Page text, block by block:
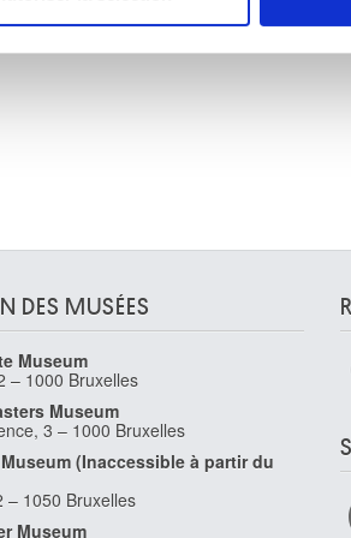
qui peuvent combiner celles-ci
votre utilisation de leurs services.
DES MUSÉES
Museum
– 1000 Bruxelles
Museum
3 – 1000 Bruxelles
(Inaccessible à partir du
– 1050 Bruxelles
Museum